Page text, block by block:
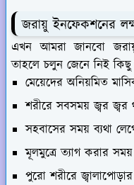
জরায়ু ইনফেকশনের
এখন আমরা জানবো
তাহলে চলুন জেনে নিই কিছু
মেয়েদের অনিয়মিত
শরীরে সবসময় জ্বর জ্বর
সহবাসের সময় ব্যথা
মূলমুত্রে ত্যাগ করার
পুরো শরীরে